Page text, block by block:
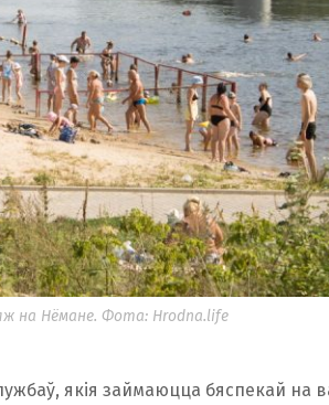
на Нёмане. Фота: Hrodna.life
якія займаюцца бяспекай на